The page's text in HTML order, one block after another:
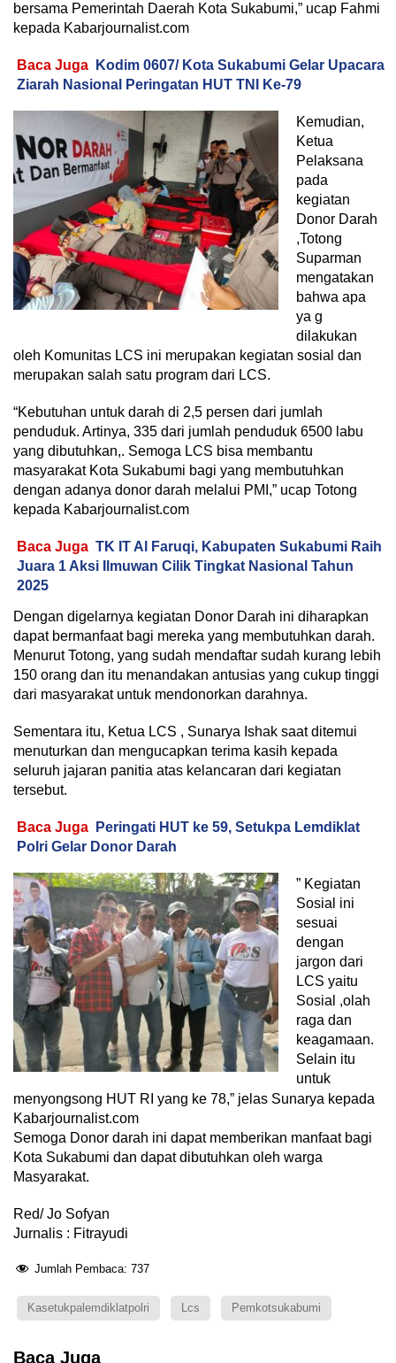
bersama Pemerintah Daerah Kota Sukabumi,” ucap Fahmi
kepada Kabarjournalist.com
Baca Juga
Kodim 0607/ Kota Sukabumi Gelar Upacara
Ziarah Nasional Peringatan HUT TNI Ke-79
Kemudian,
Ketua
Pelaksana
pada
kegiatan
Donor Darah
,Totong
Suparman
mengatakan
bahwa apa
ya g
dilakukan
oleh Komunitas LCS ini merupakan kegiatan sosial dan
merupakan salah satu program dari LCS.
“Kebutuhan untuk darah di 2,5 persen dari jumlah
penduduk. Artinya, 335 dari jumlah penduduk 6500 labu
yang dibutuhkan,. Semoga LCS bisa membantu
masyarakat Kota Sukabumi bagi yang membutuhkan
dengan adanya donor darah melalui PMI,” ucap Totong
kepada Kabarjournalist.com
Baca Juga TK IT Al Faruqi, Kabupaten Sukabumi Raih
Juara 1 Aksi Ilmuwan Cilik Tingkat Nasional Tahun
2025
Dengan digelarnya kegiatan Donor Darah ini diharapkan
dapat bermanfaat bagi mereka yang membutuhkan darah.
Menurut Totong, yang sudah mendaftar sudah kurang lebih
150 orang dan itu menandakan antusias yang cukup tinggi
dari masyarakat untuk mendonorkan darahnya.
Sementara itu, Ketua LCS , Sunarya Ishak saat ditemui
menuturkan dan mengucapkan terima kasih kepada
seluruh jajaran panitia atas kelancaran dari kegiatan
tersebut.
Baca Juga
Peringati HUT ke 59, Setukpa Lemdiklat
Polri Gelar Donor Darah
” Kegiatan
Sosial ini
sesuai
dengan
jargon dari
LCS yaitu
Sosial ,olah
raga dan
keagamaan.
Selain itu
untuk
menyongsong HUT RI yang ke 78,” jelas Sunarya kepada
Kabarjournalist.com
Semoga Donor darah ini dapat memberikan manfaat bagi
Kota Sukabumi dan dapat dibutuhkan oleh warga
Masyarakat.
Red/ Jo Sofyan
Jurnalis : Fitrayudi
Jumlah Pembaca: 737
Kasetukpalemdiklatpolri Lcs Pemkotsukabumi
Baca Juga